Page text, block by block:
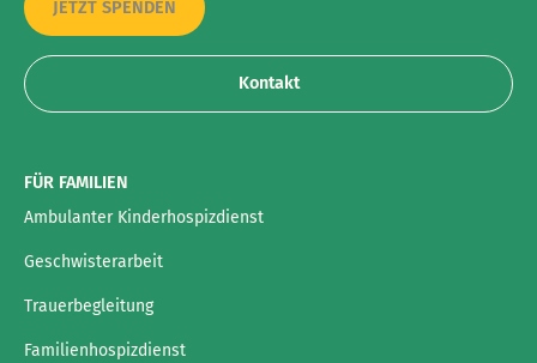
JETZT SPENDEN
Kontakt
FÜR FAMILIEN
Ambulanter Kinderhospizdienst
Geschwisterarbeit
Trauerbegleitung
Familienhospizdienst